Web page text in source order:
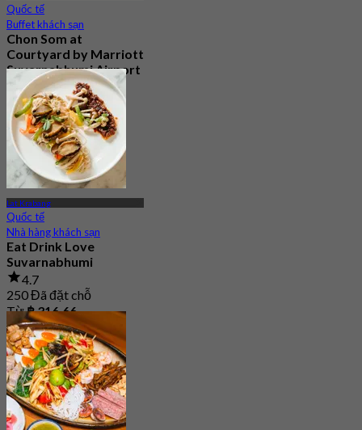
Quốc tế
Buffet khách sạn
Chon Som at
Courtyard by Marriott
Suvarnabhumi Airport
4.8
15.2K Đã đặt chỗ
Từ฿ 595
Lat Krabang
Quốc tế
Nhà hàng khách sạn
Eat Drink Love
Suvarnabhumi
4.7
250 Đã đặt chỗ
Từ฿ 316.66